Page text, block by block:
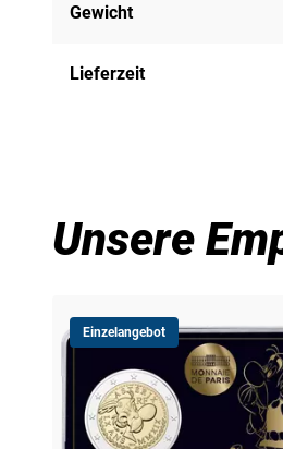
Gewicht
Lieferzeit
Unsere
Einzelangebot